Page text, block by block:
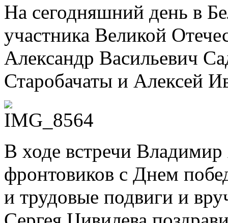
На сегодняшний день в
участника Великой
Александр Васильевич
Старобачаты и Алексей
В ходе встречи Владимир
фронтовиков с Днем
и трудовые подвиги и